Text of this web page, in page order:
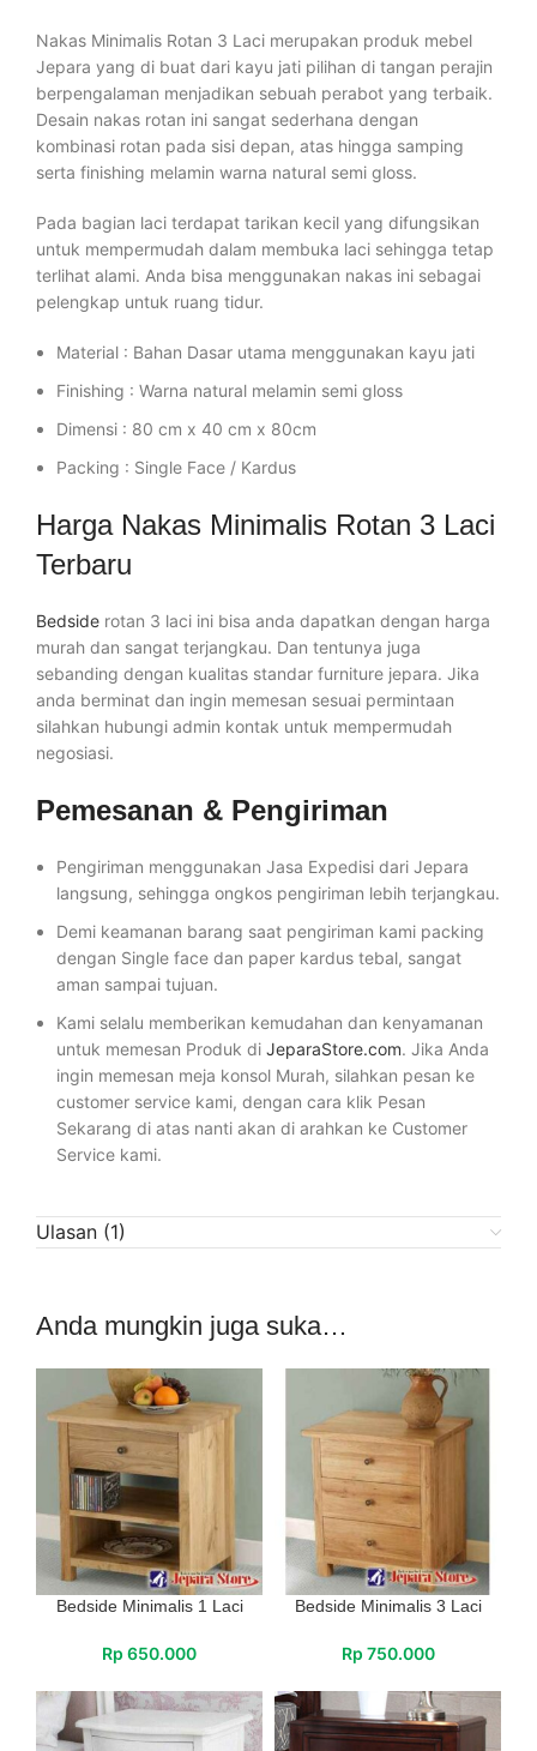
Nakas Minimalis Rotan 3 Laci merupakan produk mebel
Jepara yang di buat dari kayu jati pilihan di tangan perajin
berpengalaman menjadikan sebuah perabot yang terbaik.
Desain nakas rotan ini sangat sederhana dengan
kombinasi rotan pada sisi depan, atas hingga samping
serta finishing melamin warna natural semi gloss.
Pada bagian laci terdapat tarikan kecil yang difungsikan
untuk mempermudah dalam membuka laci sehingga tetap
terlihat alami. Anda bisa menggunakan nakas ini sebagai
pelengkap untuk ruang tidur.
Material : Bahan Dasar utama menggunakan kayu jati
Finishing : Warna natural melamin semi gloss
Dimensi : 80 cm x 40 cm x 80cm
Packing : Single Face / Kardus
Harga Nakas Minimalis Rotan 3 Laci
Terbaru
Bedside rotan 3 laci ini bisa anda dapatkan dengan harga
murah dan sangat terjangkau. Dan tentunya juga
sebanding dengan kualitas standar furniture jepara. Jika
anda berminat dan ingin memesan sesuai permintaan
silahkan hubungi admin kontak untuk mempermudah
negosiasi.
Pemesanan & Pengiriman
Pengiriman menggunakan Jasa Expedisi dari Jepara
langsung, sehingga ongkos pengiriman lebih terjangkau.
Demi keamanan barang saat pengiriman kami packing
dengan Single face dan paper kardus tebal, sangat
aman sampai tujuan.
Kami selalu memberikan kemudahan dan kenyamanan
untuk memesan Produk di JeparaStore.com. Jika Anda
ingin memesan meja konsol Murah, silahkan pesan ke
customer service kami, dengan cara klik Pesan
Sekarang di atas nanti akan di arahkan ke Customer
Service kami.
Ulasan (1)
Anda mungkin juga suka…
Bedside Minimalis 1 Laci
Rp 650.000
Bedside Minimalis 3 Laci
Rp 750.000